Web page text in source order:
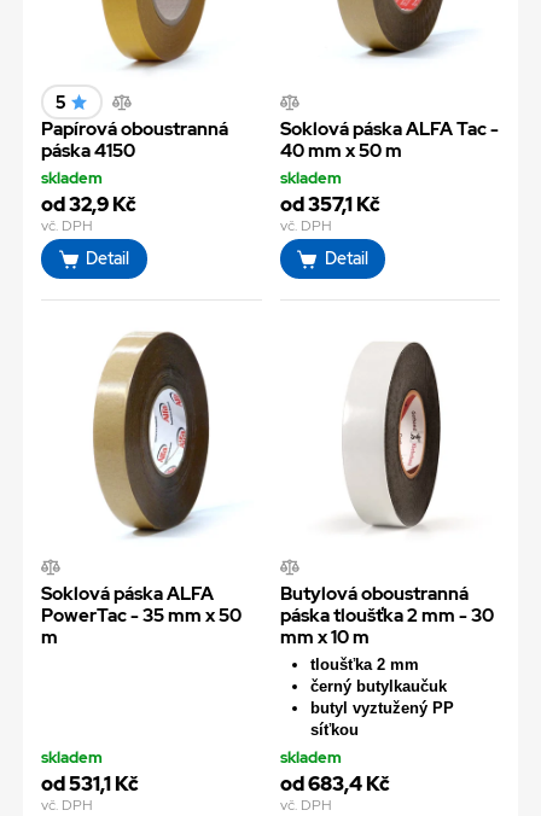
5
Papírová oboustranná
páska 4150
skladem
od 32,9 Kč
vč. DPH
Detail
Soklová páska ALFA Tac -
40 mm x 50 m
skladem
od 357,1 Kč
vč. DPH
Detail
Soklová páska ALFA
PowerTac - 35 mm x 50
m
skladem
od 531,1 Kč
vč. DPH
Butylová oboustranná
páska tloušťka 2 mm - 30
mm x 10 m
tloušťka 2 mm
černý butylkaučuk
butyl vyztužený PP
síťkou
skladem
od 683,4 Kč
vč. DPH